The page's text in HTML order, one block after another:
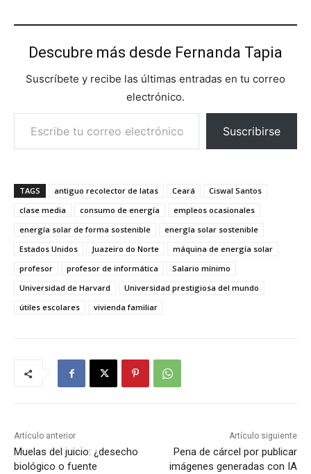
Descubre más desde Fernanda Tapia
Suscríbete y recibe las últimas entradas en tu correo
electrónico.
Escribe tu correo electrónico…
Suscribirse
TAGS antiguo recolector de latas Ceará
Ciswal Santos
clase media
consumo de energía
empleos ocasionales
energía solar de forma sostenible
energía solar sostenible
Estados Unidos
Juazeiro do Norte
máquina de energía solar
profesor
profesor de informática
Salario mínimo
Universidad de Harvard
Universidad prestigiosa del mundo
útiles escolares
vivienda familiar
Artículo anterior
Muelas del juicio: ¿desecho
biológico o fuente
Artículo siguiente
Pena de cárcel por publicar
imágenes generadas con IA